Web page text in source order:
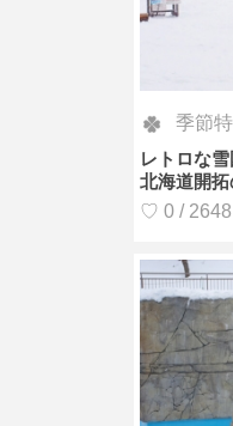
季節
レトロな
北海道開
♡ 0 /